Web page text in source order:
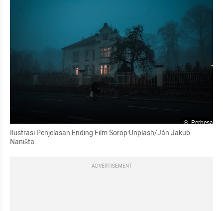
Perbesar
Ilustrasi Penjelasan Ending Film Sorop:Unplash/Ján Jakub
Naništa
ADVERTISEMENT